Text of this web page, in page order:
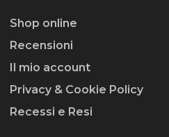
Shop online
Recensioni
Il mio account
Privacy & Cookie Policy
Recessi e Resi